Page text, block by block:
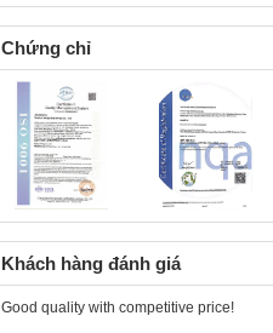
Chứng chỉ
Khách hàng đánh giá
Good quality with competitive price!